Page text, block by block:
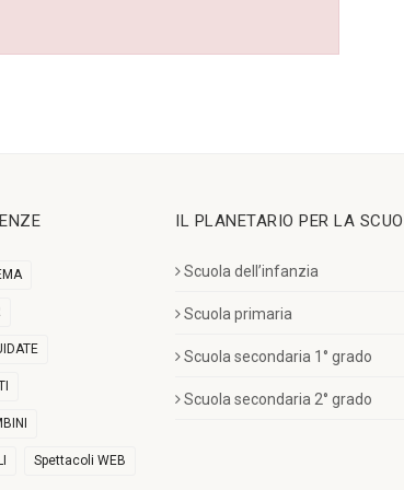
Spettacoli WEB
IL PLANETARIO PER LA
Scuola dell’infanzia
Scuola primaria
Scuola secondaria 1° grado
Scuola secondaria 2° grado